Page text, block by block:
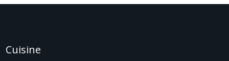
Cuisine